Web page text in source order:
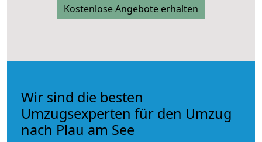
Kostenlose Angebote erhalten
Wir sind die besten
Umzugsexperten für den Umzug
nach Plau am See